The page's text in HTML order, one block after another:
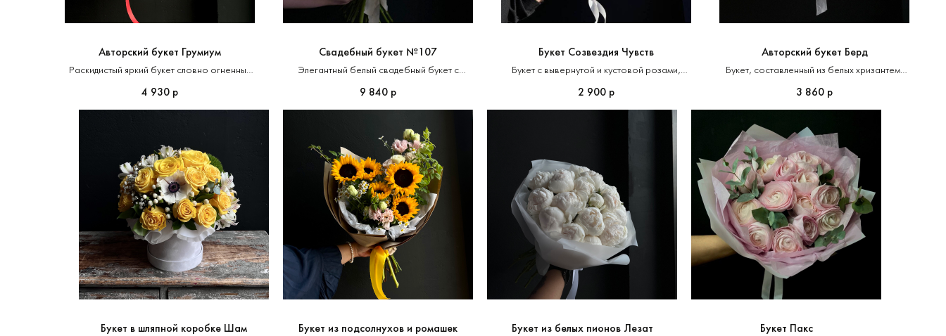
Авторский букет Грумиум
Раскидистый яркий букет словно огненный
4 930 р
Свадебный букет №107
Элегантный белый свадебный букет с
9 840 р
Букет Созвездия Чувств
Букет с вывернутой и кустовой розами,
романтике и важности каждого мгновения с
2 900 р
Авторский букет Берд
Букет, составленный из белых хризантем,
3 860 р
Букет в шляпной коробке Шам
Букет из подсолнухов и ромашек
Букет из белых пионов Лезат Букет Пакс